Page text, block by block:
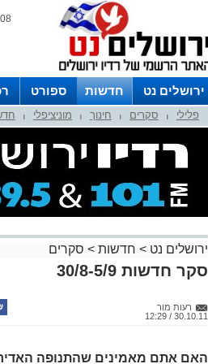
08 אוגוסט 2026 / 01:59
ירושלים נט חדשות ספורט
לפרסום ברדיו צרו קשר
לוח פלילי סקרים חינוך מוניציפלי
ירושלים נט > חדשות > סקרים
סקר חדשות 30/8-5/9
רעות מור
30.10.11 / 12:29
האם אתם מאמינים שהתנופה